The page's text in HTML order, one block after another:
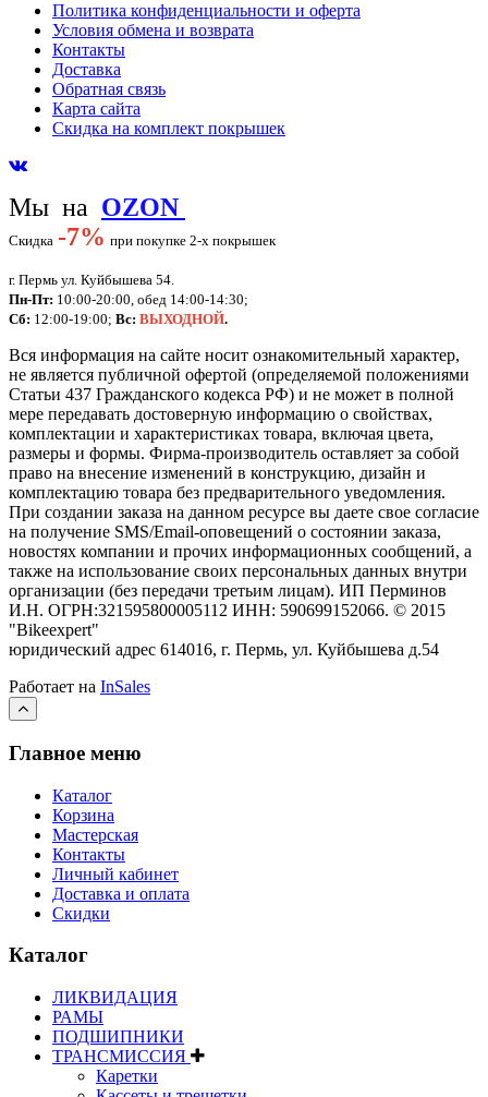
Политика конфиденциальности и оферта
Условия обмена и возврата
Контакты
Доставка
Обратная связь
Карта сайта
Скидка на комплект покрышек
Мы на OZON
Скидка -7% при покупке 2-х покрышек
г. Пермь ул. Куйбышева 54.
Пн-Пт: 10:00-20:00, обед 14:00-14:30;
Сб: 12:00-19:00; Вс: ВЫХОДНОЙ.
Вся информация на сайте носит ознакомительный характер,
не является публичной офертой (определяемой положениями
Статьи 437 Гражданского кодекса РФ) и не может в полной
мере передавать достоверную информацию о свойствах,
комплектации и характеристиках товара, включая цвета,
размеры и формы. Фирма-производитель оставляет за собой
право на внесение изменений в конструкцию, дизайн и
комплектацию товара без предварительного уведомления.
При создании заказа на данном ресурсе вы даете свое согласие
на получение SMS/Email-оповещений о состоянии заказа,
новостях компании и прочих информационных сообщений, а
также на использование своих персональных данных внутри
организации (без передачи третьим лицам). ИП Перминов
И.Н. ОГРН:321595800005112 ИНН: 590699152066. © 2015
"Bikeexpert"
юридический адрес 614016, г. Пермь, ул. Куйбышева д.54
Работает на InSales
Главное меню
Каталог
Корзина
Мастерская
Контакты
Личный кабинет
Доставка и оплата
Скидки
Каталог
ЛИКВИДАЦИЯ
РАМЫ
ПОДШИПНИКИ
ТРАНСМИССИЯ
Каретки